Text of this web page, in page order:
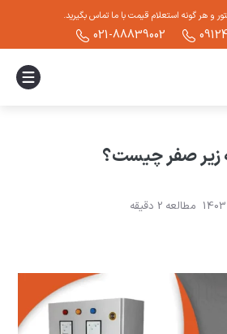
و هر گونه استعلام قیمت با ما تماس بگیرید.
021-88839002
زیر صفر چیست؟
مطالعه2 دقیقه